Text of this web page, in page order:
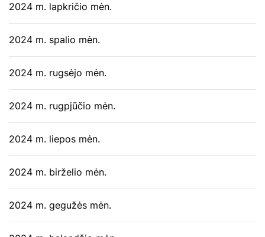
2024 m. lapkričio mėn.
2024 m. spalio mėn.
2024 m. rugsėjo mėn.
2024 m. rugpjūčio mėn.
2024 m. liepos mėn.
2024 m. birželio mėn.
2024 m. gegužės mėn.